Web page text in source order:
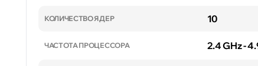
КОЛИЧЕСТВО ЯДЕР 10
ЧАСТОТА ПРОЦЕССОРА 2.4 GHz -